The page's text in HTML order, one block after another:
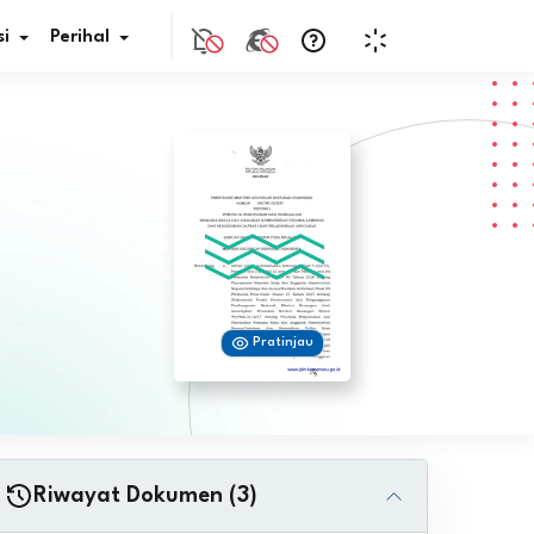
JDIH
Perihal
Pratinjau
Riwayat Dokumen (3)